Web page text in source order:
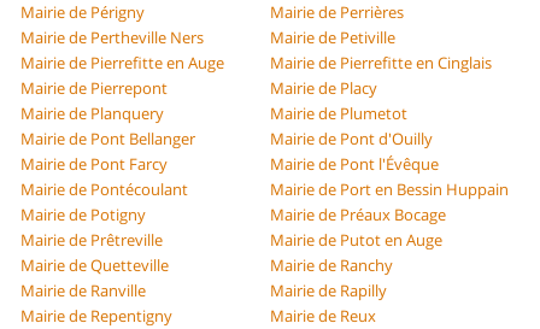
Mairie de Périgny
Mairie de Perrières
Mairie de Pertheville Ners
Mairie de Petiville
Mairie de Pierrefitte en Auge
Mairie de Pierrefitte en Cinglais
Mairie de Pierrepont
Mairie de Placy
Mairie de Planquery
Mairie de Plumetot
Mairie de Pont Bellanger
Mairie de Pont d'Ouilly
Mairie de Pont Farcy
Mairie de Pont l'Évêque
Mairie de Pontécoulant
Mairie de Port en Bessin Huppain
Mairie de Potigny
Mairie de Préaux Bocage
Mairie de Prêtreville
Mairie de Putot en Auge
Mairie de Quetteville
Mairie de Ranchy
Mairie de Ranville
Mairie de Rapilly
Mairie de Repentigny
Mairie de Reux